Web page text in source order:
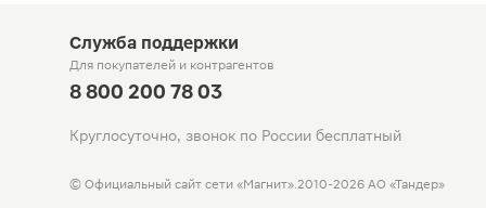
Служба поддержки
Для покупателей и контрагентов
8 800 200 78 03
Круглосуточно, звонок по России бесплатный
© Официальный сайт сети «Магнит».2010-2026 АО «Тандер»